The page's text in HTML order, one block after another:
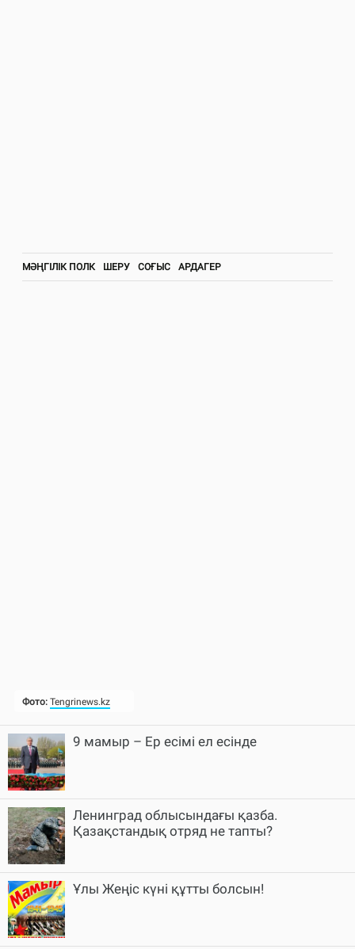
9 мамыр – Ер есімі ел есінде
Ленинград облысындағы қазба.
Қазақстандық отряд не тапты?
Ұлы Жеңіс күні құтты болсын!